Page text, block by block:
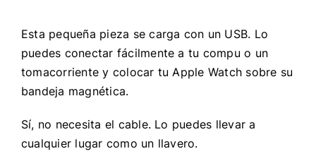
Esta pequeña pieza se carga con un USB. Lo
puedes conectar fácilmente a tu compu o un
tomacorriente y colocar tu Apple Watch sobre su
bandeja magnética.
Sí, no necesita el cable. Lo puedes llevar a
cualquier lugar como un llavero.